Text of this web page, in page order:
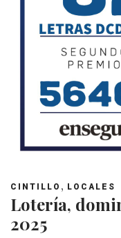
CINTILLO , LOCALES
Lotería,
2025